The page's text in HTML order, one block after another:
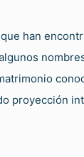
han
proyección